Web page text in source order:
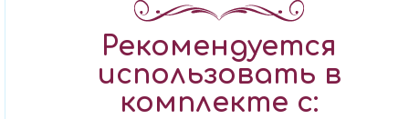
Рекомендуется
использовать в
комплекте с: